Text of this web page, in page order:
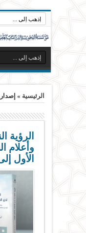
الرئيسية »
الرؤية
وأعلام
الأول